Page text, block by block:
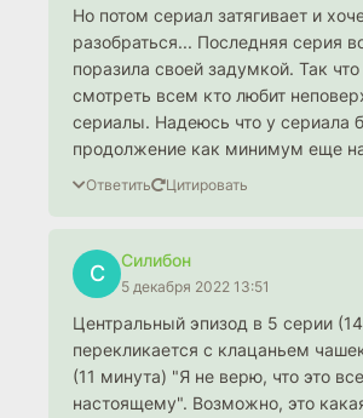
Но потом сериал затягивает и
разобраться... Последняя серия
поразила своей задумкой. Так
смотреть всем кто любит
сериалы. Надеюсь что у сериала
продолжение как минимум еще
Ответить Цитировать
С
Силибон
5 декабря 2022 13:51
Центральный эпизод в 5 серии
перекликается с клацаньем
(11 минута) "Я не верю, что это
настоящему". Возможно, это